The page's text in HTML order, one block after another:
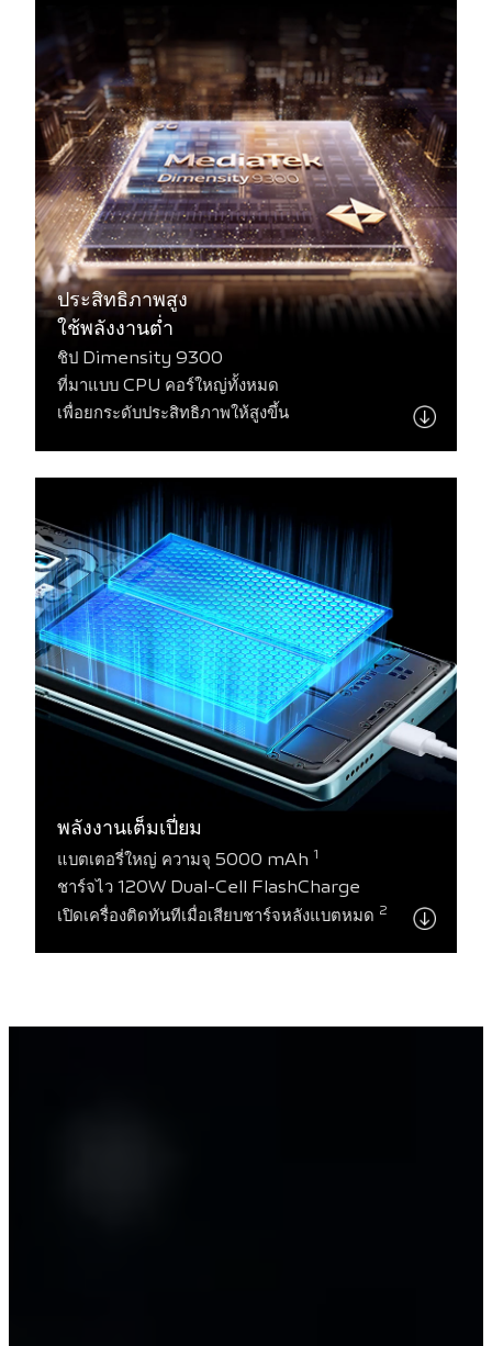
ประสิทธิภาพสูง
ใช้พลังงานต่ำ
ชิป Dimensity 9300
ที่มาแบบ CPU คอร์ใหญ่ทั้งหมด
เพื่อยกระดับประสิทธิภาพให้สูงขึ้น
พลังงานเต็มเปี่ยม
แบตเตอรี่ใหญ่ ความจุ 5000 mAh 1
ชาร์จไว 120W Dual-Cell FlashCharge
เปิดเครื่องติดทันทีเมื่อเสียบชาร์จหลังแบตหมด 2